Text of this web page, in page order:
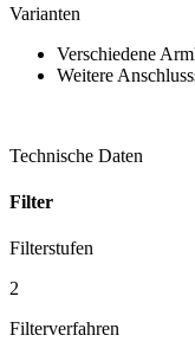
Varianten
Verschiedene
Weitere
Technische Daten
Filter
Filterstufen
2
Filterverfahren